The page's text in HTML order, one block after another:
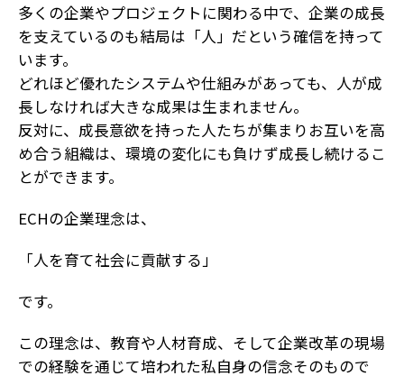
多くの企業やプロジェクトに関わる中で、企業の成長
を支えているのも結局は「人」だという確信を持って
います。
どれほど優れたシステムや仕組みがあっても、人が成
長しなければ大きな成果は生まれません。
反対に、成長意欲を持った人たちが集まりお互いを高
め合う組織は、環境の変化にも負けず成長し続けるこ
とができます。
ECHの企業理念は、
「人を育て社会に貢献する」
です。
この理念は、教育や人材育成、そして企業改革の現場
での経験を通じて培われた私自身の信念そのもので